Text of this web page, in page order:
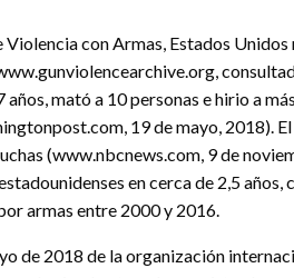
con Armas, Estados
mató a 10 personas e hirio a
19 de mayo, 2018).
(www.nbcnews.com, 9 de
en cerca de 2,5
armas entre 2000 y 2016.
de 2018 de la organización